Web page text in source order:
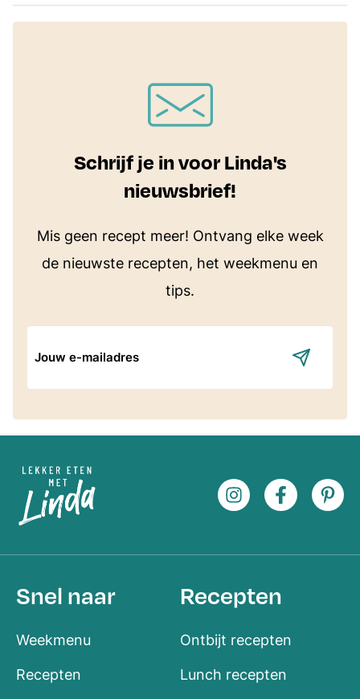
Schrijf je in voor Linda's
nieuwsbrief!
Mis geen recept meer! Ontvang elke week
de nieuwste recepten, het weekmenu en
tips.
mailadres
Snel naar
Weekmenu
Recepten
Recepten
Ontbijt recepten
Lunch recepten